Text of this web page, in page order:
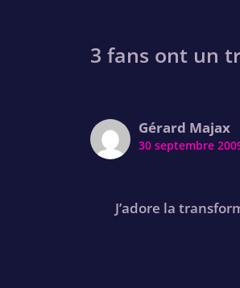
3 fans ont un
Gérard Majax
30 septembre
J’adore la